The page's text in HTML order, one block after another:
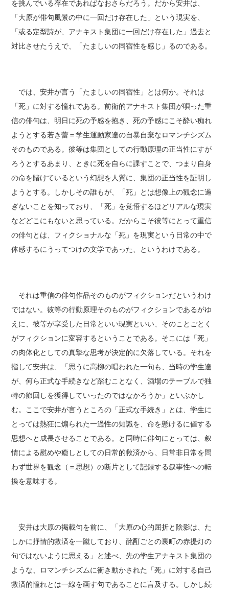
を挑んでいる存在であればなおさらだろう。だから安井は、
「大原が俳句風景の中に一回だけ存在した」という現実を、
「或る定型詩が、アナキスト集団に一回だけ存在した」過去と
対比させたうえで、「たましいの同宿性を感じ」るのである。
では、安井が言う「たましいの同宿性」とは何か。それは
「死」に対する憧れである。前衛的アナキスト集団が唄った重
信の俳句は、明日に死の予感を抱き、死の予感にこそ酔い痴れ
ようとする若き蕾＝学生運動家達の自暴自棄なロマンチシズム
そのものである。彼等は集団としての行動原理の正当性にすが
ろうとするあまり、ときに死を自らに課すことで、つまり自身
の命を賭けているという幻想を人質に、集団の正当性を証明し
ようとする。しかしその誰もが、「死」とは想像上の観念に過
ぎないことを知っており、「死」を覚悟するほどリアルな現実
などどこにもないと思っている。だからこそ彼等にとって重信
の俳句とは、フィクショナルな「死」を現実という日常の中で
体感するにうってつけの文学であった、というわけである。
それは重信の俳句作品そのものがフィクションだというわけ
ではない。彼等の行動原理そのものがフィクションであるがゆ
えに、彼等が享受した日常といい現実といい、そのことごとく
がフィクションに変容するということである。そこには「死」
の肉体化としての真摯な思考が決定的に欠落している。それを
指して安井は、「思うに高柳の唱われた一句も、当時の学生達
が、何ら正式な手続きなど踏むことなく、酒場のテーブルで独
特の節回しを獲得していったのではなかろうか」といぶかし
む。ここで安井が言うところの「正式な手続き」とは、学生に
とっては熱狂に煽られた一過性の知識を、命を懸けるに値する
思想へと成長させることである。と同時に俳句にとっては、叙
情による慰めや癒しとしての日常的救済から、日常非日常を問
わず世界を観念（＝思想）の断片として記録する叙事性への転
換を意味する。
安井は大原の掲載句を前に、「大原の心的屈折と陰影は、た
しかに抒情的救済を一蹴しており、酩酊ごとの裏町の赤提灯の
句ではないように思える」と述べ、先の学生アナキスト集団の
ような、ロマンチシズムに衝き動かされた「死」に対する自己
救済的憧れとは一線を画す句であることに言及する。しかし続